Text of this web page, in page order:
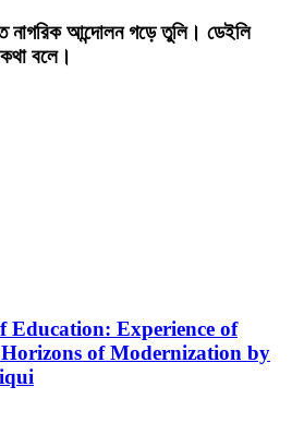
নাগরিক আন্দোলন গড়ে তুলি। ডেইলি
বলে।
Education: Experience of
of Modernization by